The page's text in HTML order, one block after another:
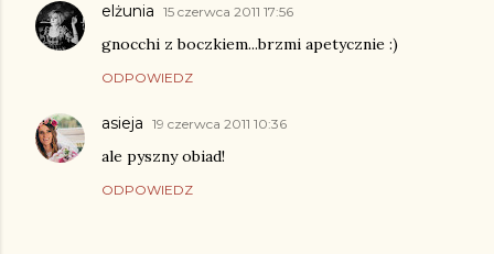
elżunia 15 czerwca 2011 17:56
gnocchi z boczkiem...brzmi apetycznie :)
ODPOWIEDZ
asieja 19 czerwca 2011 10:36
ale pyszny obiad!
ODPOWIEDZ